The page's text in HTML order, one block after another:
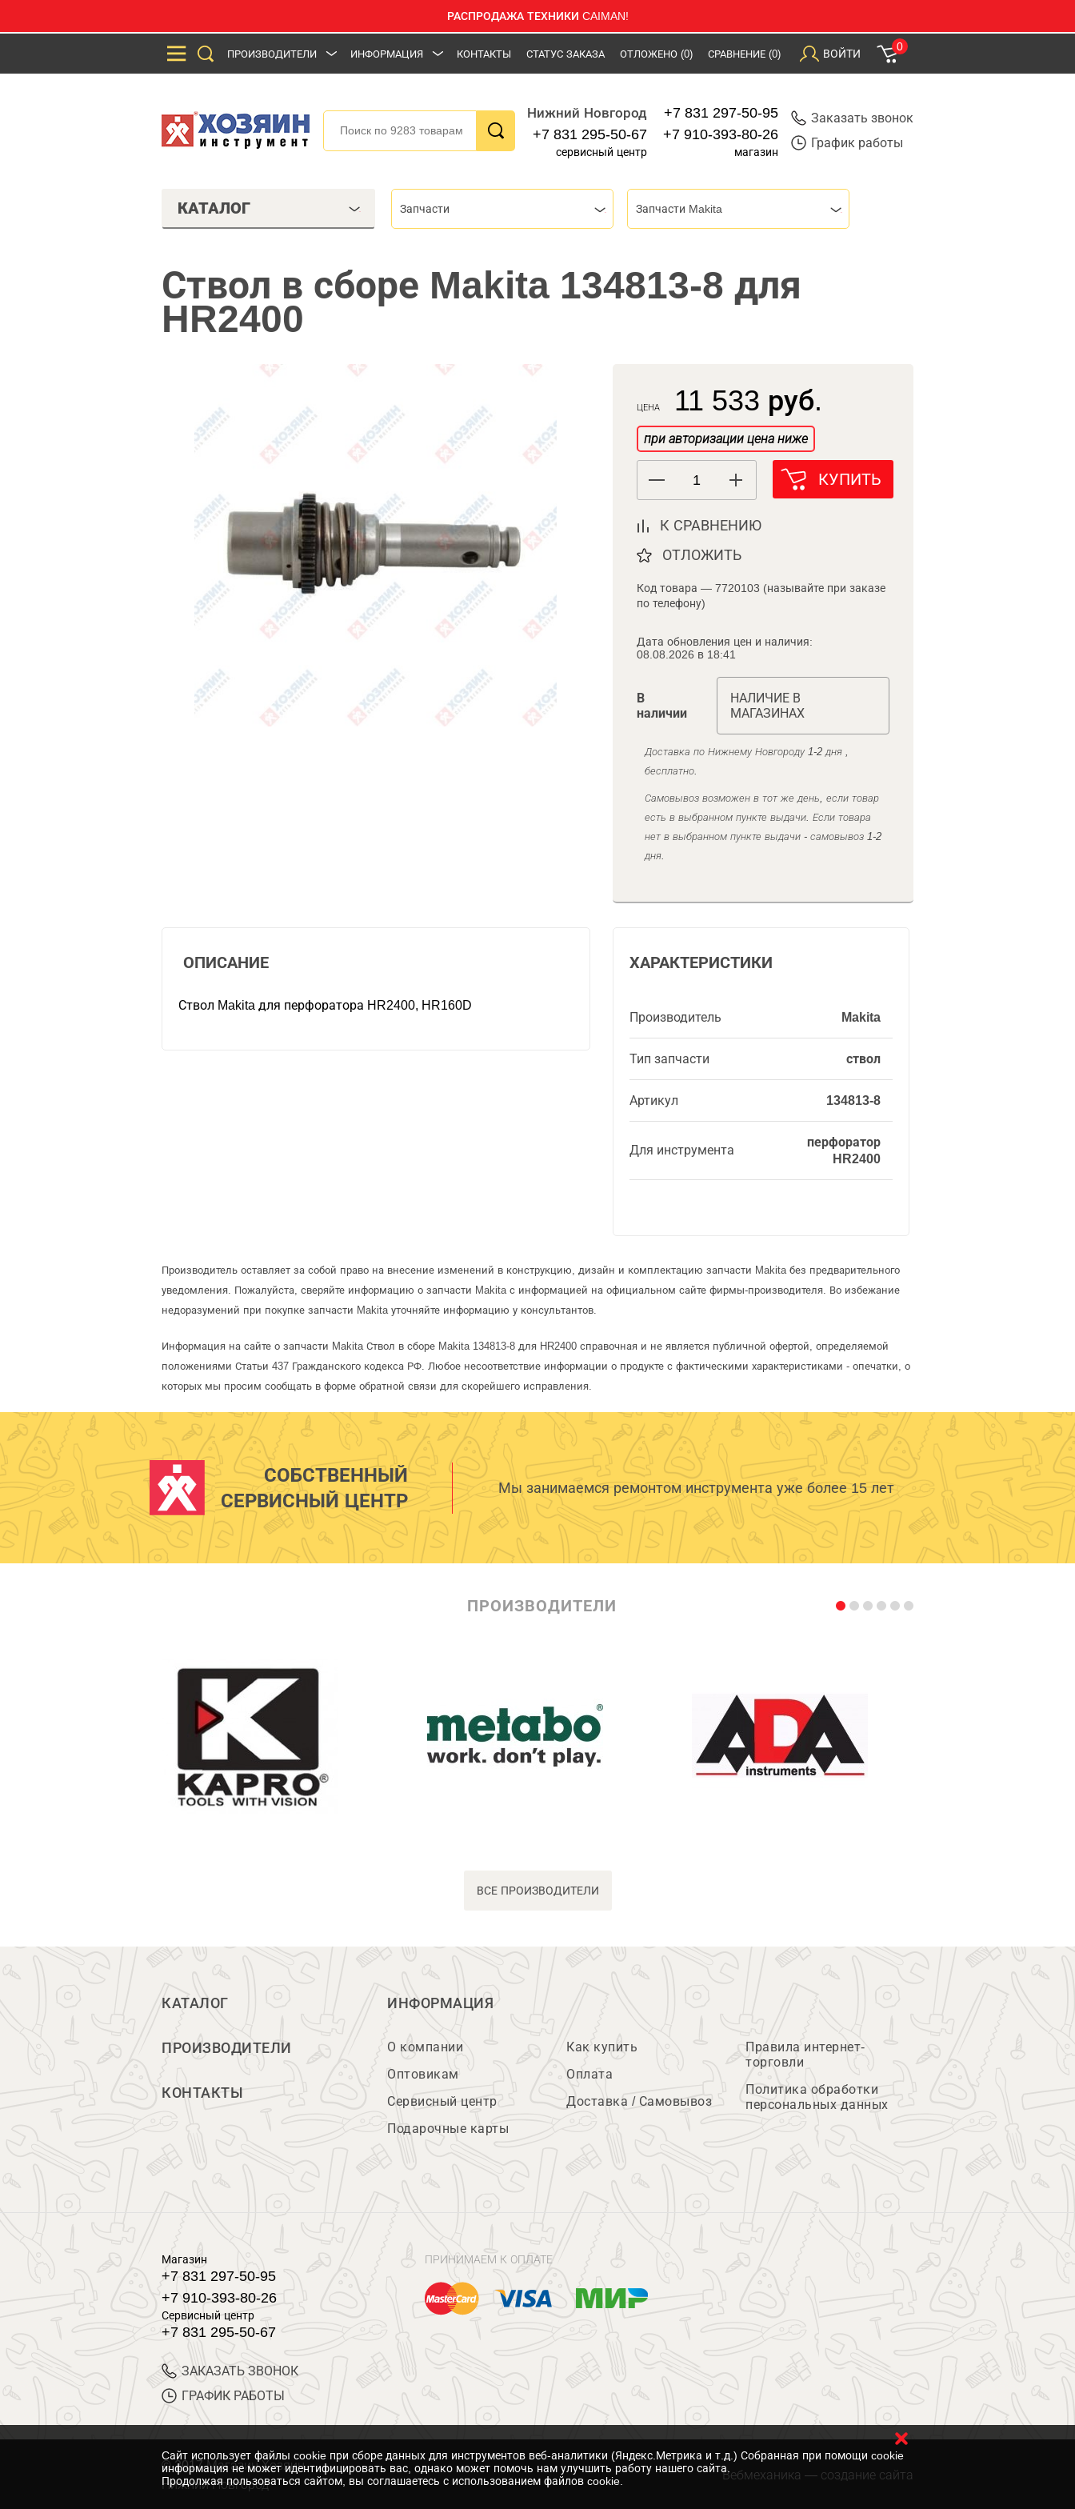
РАСПРОДАЖА ТЕХНИКИ CAIMAN!
ПРОИЗВОДИТЕЛИ ИНФОРМАЦИЯ КОНТАКТЫ СТАТУС ЗАКАЗА ОТЛОЖЕНО (0) СРАВНЕНИЕ (0) ВОЙТИ
0
Нижний Новгород
+7 831 295-50-67
сервисный центр
+7 831 297-50-95
+7 910-393-80-26
магазин
Заказать звонок
График работы
КАТАЛОГ Запчасти Запчасти Makita
Ствол в сборе Makita 134813-8 для
HR2400
ЦЕНА 11 533 руб.
при авторизации цена ниже
КУПИТЬ
К СРАВНЕНИЮ
ОТЛОЖИТЬ
Код товара — 7720103 (называйте при заказе
по телефону)
Дата обновления цен и наличия:
08.08.2026 в 18:41
В
наличии
НАЛИЧИЕ В
МАГАЗИНАХ
Доставка по Нижнему Новгороду 1-2 дня ,
бесплатно.
Самовывоз возможен в тот же день, если товар
есть в выбранном пункте выдачи. Если товара
нет в выбранном пункте выдачи - самовывоз 1-2
дня.
ХАРАКТЕРИСТИКИ
Производитель Makita
Тип запчасти ствол
Артикул 134813-8
Для инструмента
перфоратор
HR2400
ОПИСАНИЕ
Ствол Makita для перфоратора HR2400, HR160D
Производитель оставляет за собой право на внесение изменений в конструкцию, дизайн и комплектацию запчасти Makita без предварительного
уведомления. Пожалуйста, сверяйте информацию о запчасти Makita с информацией на официальном сайте фирмы-производителя. Во избежание
недоразумений при покупке запчасти Makita уточняйте информацию у консультантов.
Информация на сайте о запчасти Makita Ствол в сборе Makita 134813-8 для HR2400 справочная и не является публичной офертой, определяемой
положениями Статьи 437 Гражданского кодекса РФ. Любое несоответствие информации о продукте с фактическими характеристиками - опечатки, о
которых мы просим сообщать в форме обратной связи для скорейшего исправления.
СОБСТВЕННЫЙ
СЕРВИСНЫЙ ЦЕНТР
Мы занимаемся ремонтом инструмента уже более 15 лет
ПРОИЗВОДИТЕЛИ
ВСЕ ПРОИЗВОДИТЕЛИ
КАТАЛОГ
ПРОИЗВОДИТЕЛИ
КОНТАКТЫ
ИНФОРМАЦИЯ
О компании
Оптовикам
Сервисный центр
Подарочные карты
Как купить
Оплата
Доставка / Самовывоз
Правила интернет-
торговли
Политика обработки
персональных данных
Магазин
+7 831 297-50-95
+7 910-393-80-26
Сервисный центр
+7 831 295-50-67
ЗАКАЗАТЬ ЗВОНОК
ГРАФИК РАБОТЫ
ПРИНИМАЕМ К ОПЛАТЕ
© 2017 Магазин Хозяин
Нижний Новгород
Вебмеханика — создание сайта
Cайт использует файлы cookie при сборе данных для инструментов веб-аналитики (Яндекс.Метрика и т.д.) Собранная при помощи cookie
информация не может идентифицировать вас, однако может помочь нам улучшить работу нашего сайта.
Продолжая пользоваться сайтом, вы соглашаетесь с использованием файлов cookie.